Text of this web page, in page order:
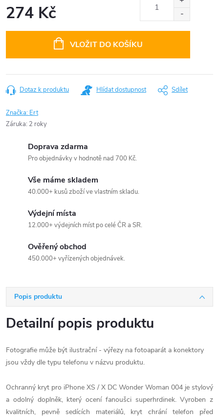
274 Kč
VLOŽIT DO KOŠÍKU
Dotaz k produktu Hlídat dostupnost Sdílet
Značka: Ert
Záruka: 2 roky
Doprava zdarma
Pro objednávky v hodnotě nad 700 Kč.
Vše máme skladem
40.000+ kusů zboží ve vlastním skladu.
Výdejní místa
12.000+ výdejních míst po celé ČR a SR.
Ověřený obchod
450.000+ vyřízených objednávek.
Popis produktu
Detailní popis produktu
Fotografie může být ilustrační - výřezy na fotoaparát a konektory
jsou vždy dle typu telefonu v názvu produktu.
Ochranný kryt pro iPhone XS / X DC Wonder Woman 004 je stylový
a odolný doplněk, který ocení fanoušci superhrdinek. Vyroben z
kvalitních, pevně sedících materiálů, kryt chrání telefon před